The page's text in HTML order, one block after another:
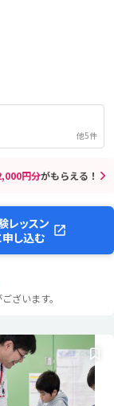
他5件
円分がもらえる！
レッスン
し込む
ざいます。